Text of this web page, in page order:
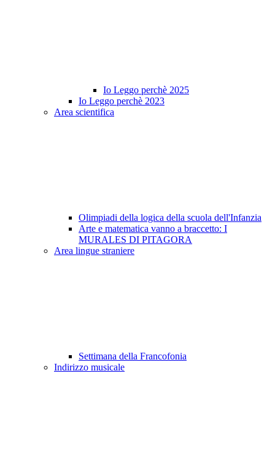
Io Leggo perchè 2025
Io Leggo perchè 2023
Area scientifica
Olimpiadi della logica della scuola dell'Infanzia
Arte e matematica vanno a braccetto: I
MURALES DI PITAGORA
Area lingue straniere
Settimana della Francofonia
Indirizzo musicale